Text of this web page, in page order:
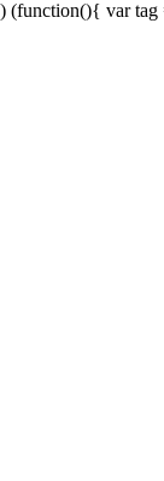
) (function(){ var tag